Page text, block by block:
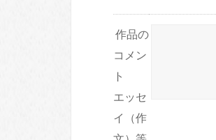
作品の
コメン
ト
エッセ
イ（作